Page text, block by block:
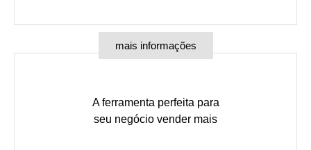
mais informações
A ferramenta perfeita para
seu negócio vender mais